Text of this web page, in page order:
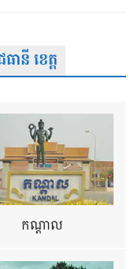
នី ខេត្ត
កណ្តាល